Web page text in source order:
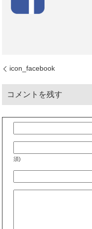
icon_facebook
コメントを残す
須)